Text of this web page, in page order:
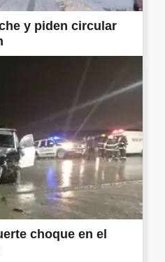
y piden circular
choque en el